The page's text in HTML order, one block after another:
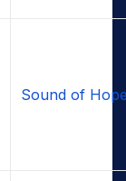
Sound of